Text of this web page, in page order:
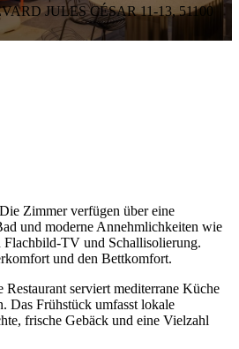
JULES CÉSAR 11-13, 51100
Zimmer verfügen über eine
und moderne Annehmlichkeiten wie
TV und Schallisolierung.
und den Bettkomfort.
Restaurant serviert mediterrane Küche
Das Frühstück umfasst lokale
frische Gebäck und eine Vielzahl